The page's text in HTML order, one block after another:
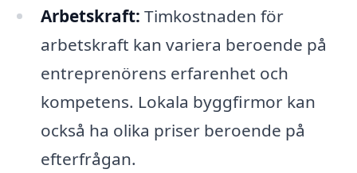
Arbetskraft: Timkostnaden för
arbetskraft kan variera beroende på
entreprenörens erfarenhet och
kompetens. Lokala byggfirmor kan
också ha olika priser beroende på
efterfrågan.